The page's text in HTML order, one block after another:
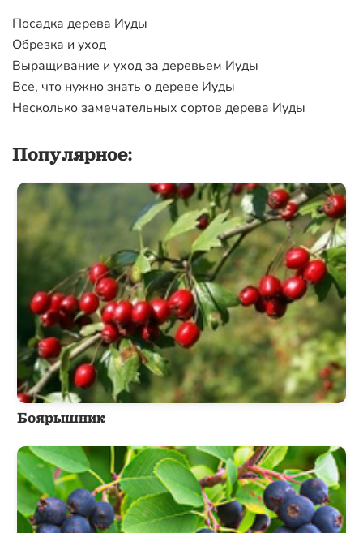
Посадка дерева Иуды
Обрезка и уход
Выращивание и уход за деревьем Иуды
Все, что нужно знать о дереве Иуды
Несколько замечательных сортов дерева Иуды
Популярное:
Боярышник